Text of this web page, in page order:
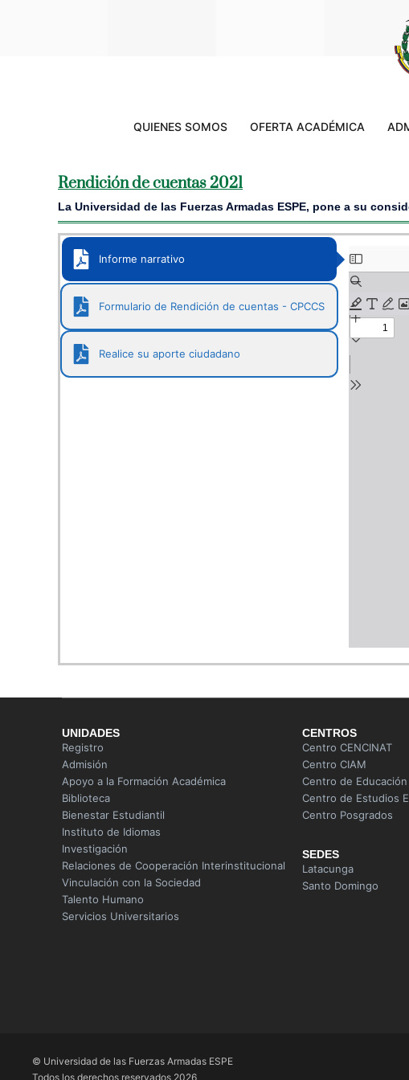
QUIENES SOMOS OFERTA ACADÉMICA
Rendición de cuentas 2021
La Universidad de las Fuerzas Armadas ESPE, pone a su
Informe narrativo
Formulario de Rendición de cuentas - CPCCS
Realice su aporte ciudadano
UNIDADES
Registro
Admisión
Apoyo a la Formación Académica
Biblioteca
Bienestar Estudiantil
Instituto de Idiomas
Investigación
Relaciones de Cooperación Interinstitucional
Vinculación con la Sociedad
Talento Humano
Servicios Universitarios
CENTROS
Centro CENCINAT
Centro CIAM
Centro de
Centro de Estudios
Centro Posgrados
SEDES
Latacunga
Santo Domingo
© Universidad de las Fuerzas Armadas ESPE
Todos los derechos reservados 2026